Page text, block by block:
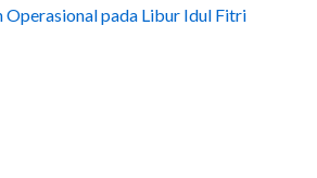
Operasional pada Libur Idul Fitri